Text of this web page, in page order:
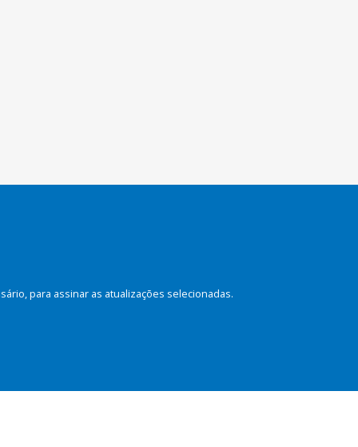
para assinar as atualizações selecionadas.